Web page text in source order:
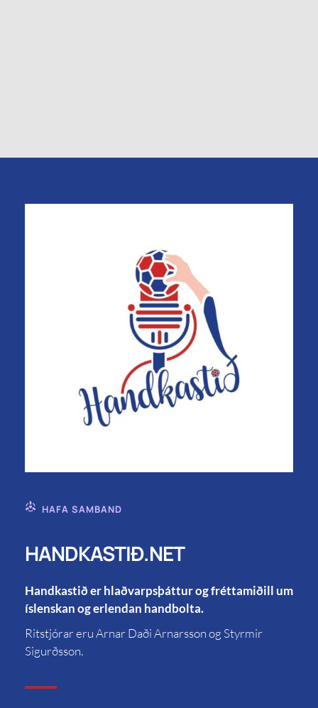
HAFA SAMBAND
HANDKASTIÐ.NET
Handkastið er hlaðvarpsþáttur og fréttamiðill um
íslenskan og erlendan handbolta.
Ritstjórar eru Arnar Daði Arnarsson og Styrmir
Sigurðsson.